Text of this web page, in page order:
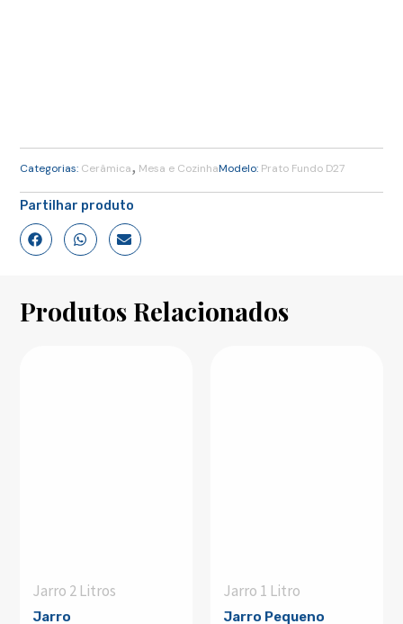
Categorias: Cerâmica, Mesa e CozinhaModelo: Prato Fundo D27
Partilhar produto
Produtos Relacionados
Jarro 2 Litros
Jarro
Jarro 1 Litro
Jarro Pequeno